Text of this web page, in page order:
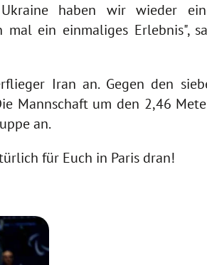
haben wir wieder
ein einmaliges Erlebnis",
Iran an. Gegen den
Mannschaft um den 2,46
an.
für Euch in Paris dran!